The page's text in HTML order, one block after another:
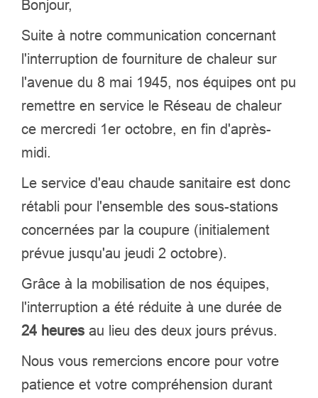
Bonjour,
Suite à notre communication concernant
l'interruption de fourniture de chaleur sur
l'avenue du 8 mai 1945, nos équipes ont pu
remettre en service le Réseau de chaleur
ce mercredi 1er octobre, en fin d'après-
midi.
Le service d'eau chaude sanitaire est donc
rétabli pour l'ensemble des sous-stations
concernées par la coupure (initialement
prévue jusqu'au jeudi 2 octobre).
Grâce à la mobilisation de nos équipes,
l'interruption a été réduite à une durée de
24 heures au lieu des deux jours prévus.
Nous vous remercions encore pour votre
patience et votre compréhension durant